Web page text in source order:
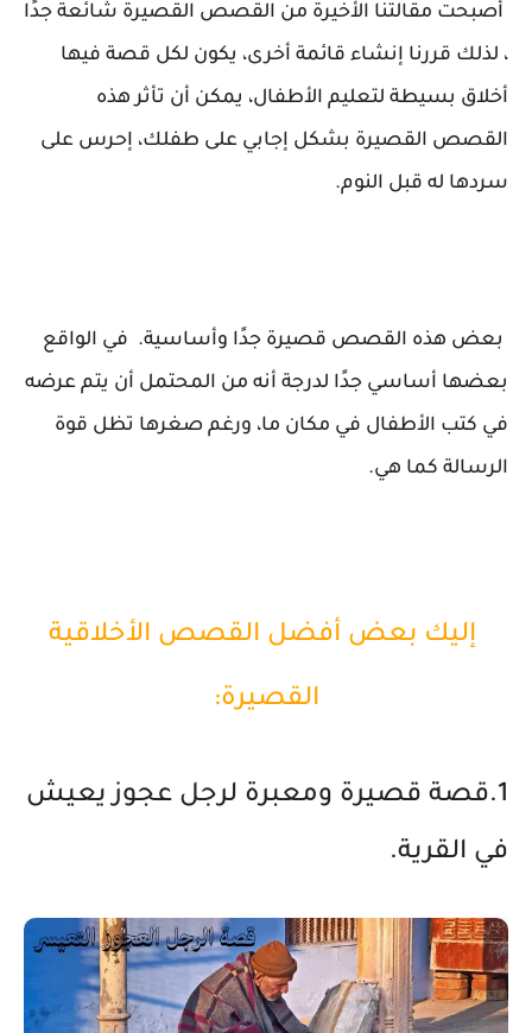
أصبحت مقالتنا الأخيرة من القصص القصيرة شائعة جدًا
، لذلك قررنا إنشاء قائمة أخرى، يكون لكل قصة فيها
أخلاق بسيطة لتعليم الأطفال، يمكن أن تأثر هذه
القصص القصيرة بشكل إجابي على طفلك، إحرس على
سردها له قبل النوم.
بعض هذه القصص قصيرة جدًا وأساسية. في الواقع
بعضها أساسي جدًا لدرجة أنه من المحتمل أن يتم عرضه
في كتب الأطفال في مكان ما، ورغم صغرها تظل قوة
الرسالة كما هي.
إليك بعض أفضل القصص الأخلاقية
القصيرة:
1.قصة قصيرة ومعبرة لرجل عجوز يعيش
في القرية.